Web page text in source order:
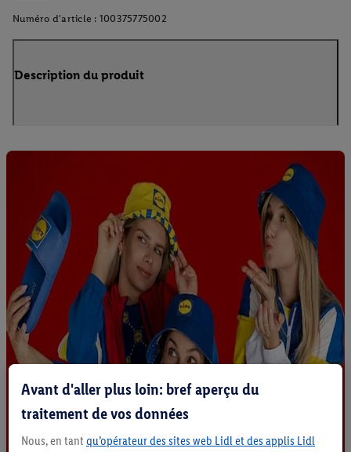
Numéro d'article : 100375775002
Description du produit
Avant d'aller plus loin: bref aperçu du
traitement de vos données
Nous, en tant qu’opérateur des sites web Lidl et des applis Lidl